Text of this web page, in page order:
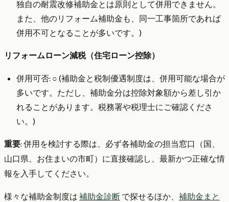
独自の耐震改修補助金とは原則として併用できません。
また、他のリフォーム補助金も、同一工事箇所であれば
併用不可となることが多いです。)
リフォームローン減税（住宅ローン控除）
併用可否: ○ (補助金と税制優遇制度は、併用可能な場合が
多いです。ただし、補助金分は控除対象額から差し引か
れることがあります。税務署や税理士にご確認くださ
い。)
重要: 併用を検討する際は、必ず各補助金の担当窓口（国、
山口県、お住まいの市町）に直接確認し、最新かつ正確な情
報を入手してください。
様々な補助金制度は 補助金診断 で探せるほか、 補助金まと